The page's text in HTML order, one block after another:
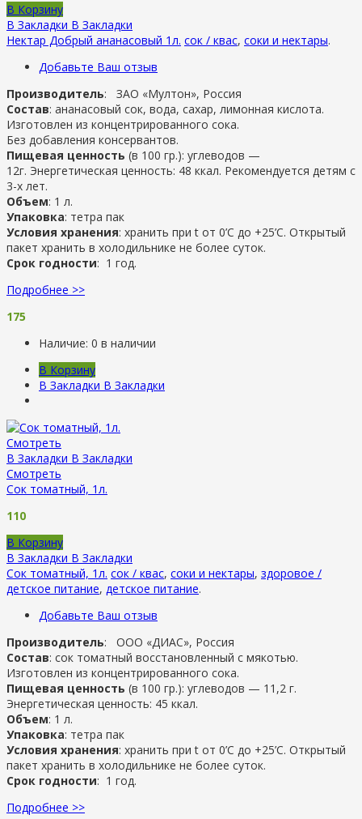
В Корзину
В Закладки В Закладки
Нектар Добрый ананасовый 1л. сок / квас, соки и нектары.
Добавьте Ваш отзыв
Производитель: ЗАО «Мултон», Россия
Состав: ананасовый сок, вода, сахар, лимонная кислота.
Изготовлен из концентрированного сока.
Без добавления консервантов.
Пищевая ценность (в 100 гр.): углеводов —
12г. Энергетическая ценность: 48 ккал. Рекомендуется детям с
3-х лет.
Объем: 1 л.
Упаковка: тетра пак
Условия хранения: хранить при t от 0’C до +25’C. Открытый
пакет хранить в холодильнике не более суток.
Срок годности: 1 год.
Подробнее >>
175
Наличие: 0 в наличии
В Корзину
В Закладки В Закладки
Смотреть
В Закладки В Закладки
Смотреть
Сок томатный, 1л.
110
В Корзину
В Закладки В Закладки
Сок томатный, 1л. сок / квас, соки и нектары, здоровое /
детское питание, детское питание.
Добавьте Ваш отзыв
Производитель: ООО «ДИАС», Россия
Состав: сок томатный восстановленный с мякотью.
Изготовлен из концентрированного сока.
Пищевая ценность (в 100 гр.): углеводов — 11,2 г.
Энергетическая ценность: 45 ккал.
Объем: 1 л.
Упаковка: тетра пак
Условия хранения: хранить при t от 0’C до +25’C. Открытый
пакет хранить в холодильнике не более суток.
Срок годности: 1 год.
Подробнее >>